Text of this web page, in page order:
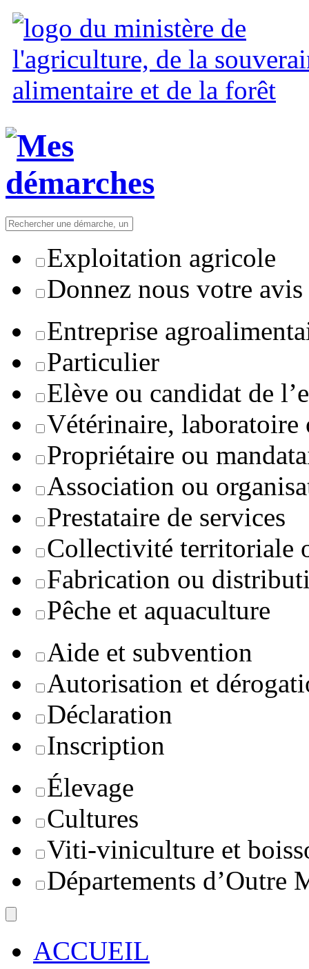
Exploitation agricole
Donnez nous votre avis
Entreprise
Particulier
Elève ou candidat de
Vétérinaire, laboratoire
Propriétaire ou
Association ou
Prestataire de services
Collectivité territoriale
Fabrication ou
Pêche et aquaculture
Aide et subvention
Autorisation et
Déclaration
Inscription
Élevage
Cultures
Viti-viniculture et
Départements d’Outre
ACCUEIL